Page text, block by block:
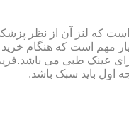
که لنز آن از نظر
مهم است که هنگام خرید
عینک طبی می
اول باید سبک باشد.